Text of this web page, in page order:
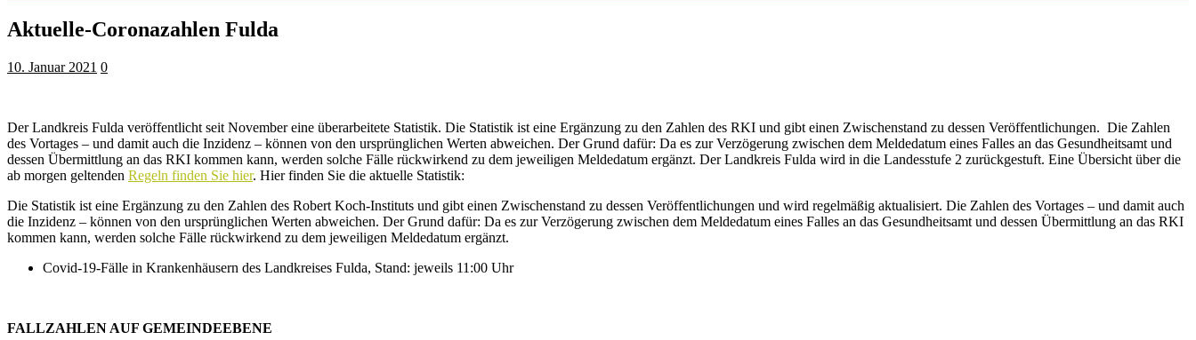
Aktuelle-Coronazahlen Fulda
10. Januar 2021 0
Der Landkreis Fulda veröffentlicht seit November eine überarbeitete Statistik. Die Statistik ist eine Ergänzung zu den Zahlen des RKI und gibt einen Zwischenstand zu dessen Veröffentlichungen. Die Zahlen
des Vortages – und damit auch die Inzidenz – können von den ursprünglichen Werten abweichen. Der Grund dafür: Da es zur Verzögerung zwischen dem Meldedatum eines Falles an das Gesundheitsamt und
dessen Übermittlung an das RKI kommen kann, werden solche Fälle rückwirkend zu dem jeweiligen Meldedatum ergänzt. Der Landkreis Fulda wird in die Landesstufe 2 zurückgestuft. Eine Übersicht über die
ab morgen geltenden Regeln finden Sie hier. Hier finden Sie die aktuelle Statistik:
Die Statistik ist eine Ergänzung zu den Zahlen des Robert Koch-Instituts und gibt einen Zwischenstand zu dessen Veröffentlichungen und wird regelmäßig aktualisiert. Die Zahlen des Vortages – und damit auch
die Inzidenz – können von den ursprünglichen Werten abweichen. Der Grund dafür: Da es zur Verzögerung zwischen dem Meldedatum eines Falles an das Gesundheitsamt und dessen Übermittlung an das RKI
kommen kann, werden solche Fälle rückwirkend zu dem jeweiligen Meldedatum ergänzt.
Covid-19-Fälle in Krankenhäusern des Landkreises Fulda, Stand: jeweils 11:00 Uhr
FALLZAHLEN AUF GEMEINDEEBENE